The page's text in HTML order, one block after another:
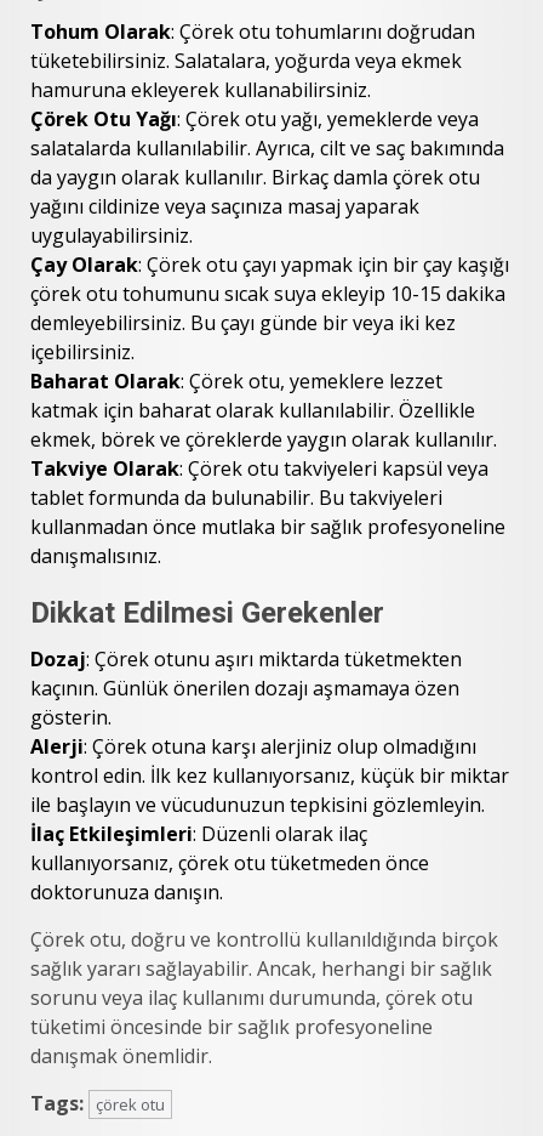
Tohum Olarak: Çörek otu tohumlarını doğrudan
tüketebilirsiniz. Salatalara, yoğurda veya ekmek
hamuruna ekleyerek kullanabilirsiniz.
Çörek Otu Yağı: Çörek otu yağı, yemeklerde veya
salatalarda kullanılabilir. Ayrıca, cilt ve saç bakımında
da yaygın olarak kullanılır. Birkaç damla çörek otu
yağını cildinize veya saçınıza masaj yaparak
uygulayabilirsiniz.
Çay Olarak: Çörek otu çayı yapmak için bir çay kaşığı
çörek otu tohumunu sıcak suya ekleyip 10-15 dakika
demleyebilirsiniz. Bu çayı günde bir veya iki kez
içebilirsiniz.
Baharat Olarak: Çörek otu, yemeklere lezzet
katmak için baharat olarak kullanılabilir. Özellikle
ekmek, börek ve çöreklerde yaygın olarak kullanılır.
Takviye Olarak: Çörek otu takviyeleri kapsül veya
tablet formunda da bulunabilir. Bu takviyeleri
kullanmadan önce mutlaka bir sağlık profesyoneline
danışmalısınız.
Dikkat Edilmesi Gerekenler
Dozaj: Çörek otunu aşırı miktarda tüketmekten
kaçının. Günlük önerilen dozajı aşmamaya özen
gösterin.
Alerji: Çörek otuna karşı alerjiniz olup olmadığını
kontrol edin. İlk kez kullanıyorsanız, küçük bir miktar
ile başlayın ve vücudunuzun tepkisini gözlemleyin.
İlaç Etkileşimleri: Düzenli olarak ilaç
kullanıyorsanız, çörek otu tüketmeden önce
doktorunuza danışın.
Çörek otu, doğru ve kontrollü kullanıldığında birçok
sağlık yararı sağlayabilir. Ancak, herhangi bir sağlık
sorunu veya ilaç kullanımı durumunda, çörek otu
tüketimi öncesinde bir sağlık profesyoneline
danışmak önemlidir.
Tags:
çörek otu